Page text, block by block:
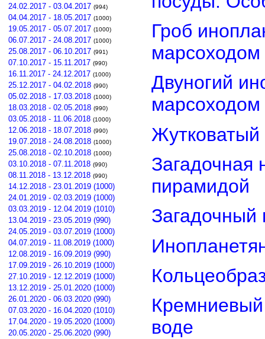
24.02.2017 - 03.04.2017 (994)
04.04.2017 - 18.05.2017 (1000)
19.05.2017 - 05.07.2017 (1000)
06.07.2017 - 24.08.2017 (1000)
25.08.2017 - 06.10.2017 (991)
07.10.2017 - 15.11.2017 (990)
16.11.2017 - 24.12.2017 (1000)
25.12.2017 - 04.02.2018 (990)
05.02.2018 - 17.03.2018 (1000)
18.03.2018 - 02.05.2018 (990)
03.05.2018 - 11.06.2018 (1000)
12.06.2018 - 18.07.2018 (990)
19.07.2018 - 24.08.2018 (1000)
25.08.2018 - 02.10.2018 (1000)
03.10.2018 - 07.11.2018 (990)
08.11.2018 - 13.12.2018 (990)
14.12.2018 - 23.01.2019 (1000)
24.01.2019 - 02.03.2019 (1000)
03.03.2019 - 12.04.2019 (1010)
13.04.2019 - 23.05.2019 (990)
24.05.2019 - 03.07.2019 (1000)
04.07.2019 - 11.08.2019 (1000)
12.08.2019 - 16.09.2019 (990)
17.09.2019 - 26.10.2019 (1000)
27.10.2019 - 12.12.2019 (1000)
13.12.2019 - 25.01.2020 (1000)
26.01.2020 - 06.03.2020 (990)
07.03.2020 - 16.04.2020 (1010)
17.04.2020 - 19.05.2020 (1000)
20.05.2020 - 25.06.2020 (990)
Гроб
марсоходом
Двуногий
марсоходом
Загадочная
пирамидой
воде